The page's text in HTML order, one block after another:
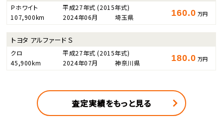
Ｐホワイト 平成27年式(2015年式)
107,900km
2024年06月 埼玉県 160.0 万円
トヨタ アルファード Ｓ
クロ 平成27年式(2015年式)
45,900km
2024年07月 神奈川県 180.0 万円
査定実績をもっと見る